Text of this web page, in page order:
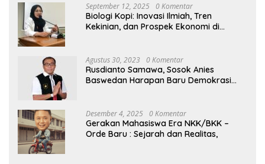
September 12, 2025 0 Komentar
Biologi Kopi: Inovasi Ilmiah, Tren
Kekinian, dan Prospek Ekonomi di
Agustus 30, 2023 0 Komentar
Rusdianto Samawa, Sosok Anies
Baswedan Harapan Baru Demokrasi
Desember 4, 2025 0 Komentar
Gerakan Mahasiswa Era NKK/BKK –
Orde Baru : Sejarah dan Realitas,